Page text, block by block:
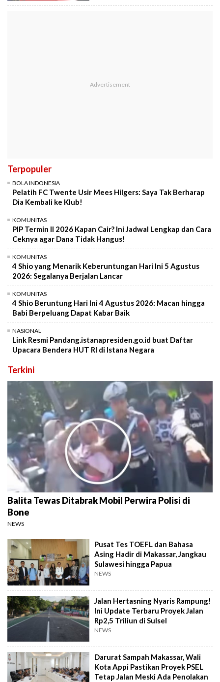
Terpopuler
BOLA INDONESIA
Pelatih FC Twente Usir Mees Hilgers: Saya Tak Berharap
Dia Kembali ke Klub!
KOMUNITAS
PIP Termin II 2026 Kapan Cair? Ini Jadwal Lengkap dan Cara
Ceknya agar Dana Tidak Hangus!
KOMUNITAS
4 Shio yang Menarik Keberuntungan Hari Ini 5 Agustus
2026: Segalanya Berjalan Lancar
KOMUNITAS
4 Shio Beruntung Hari Ini 4 Agustus 2026: Macan hingga
Babi Berpeluang Dapat Kabar Baik
NASIONAL
Link Resmi Pandang.istanapresiden.go.id buat Daftar
Upacara Bendera HUT RI di Istana Negara
Terkini
Balita Tewas Ditabrak Mobil Perwira Polisi di
Bone
NEWS
Pusat Tes TOEFL dan Bahasa
Asing Hadir di Makassar, Jangkau
Sulawesi hingga Papua
NEWS
Jalan Hertasning Nyaris Rampung!
Ini Update Terbaru Proyek Jalan
Rp2,5 Triliun di Sulsel
NEWS
Darurat Sampah Makassar, Wali
Kota Appi Pastikan Proyek PSEL
Tetap Jalan Meski Ada Penolakan